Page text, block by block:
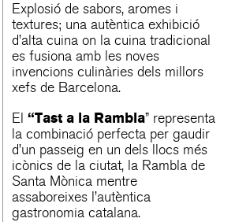
Explosió de sabors, aromes i
textures; una autèntica exhibició
d’alta cuina on la cuina tradicional
es fusiona amb les noves
invencions culinàries dels millors
xefs de Barcelona.
El“Tast a la Rambla” representa
la combinació perfecta per gaudir
d’un passeig en un dels llocs més
icònics de la ciutat, la Rambla de
Santa Mònica mentre
assaboreixes l’autèntica
gastronomia catalana.